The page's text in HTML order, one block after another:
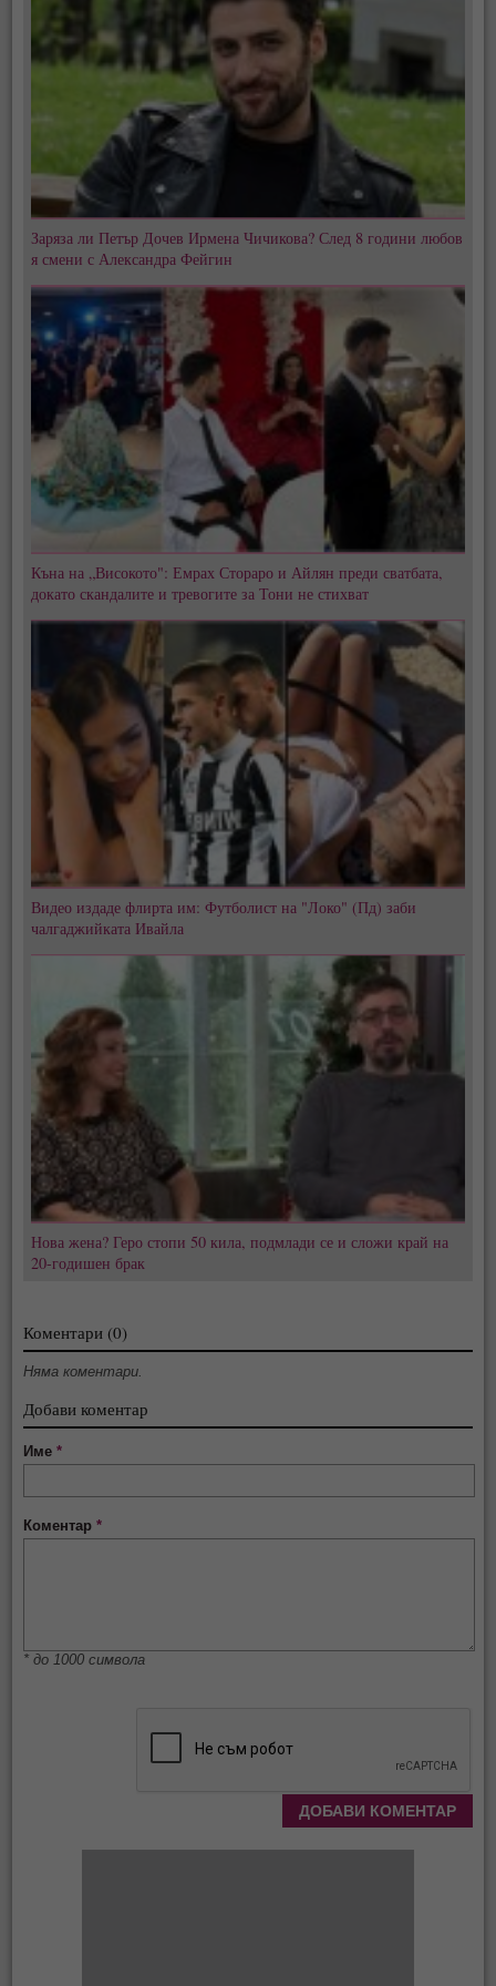
Заряза ли Петър Дочев Ирмена Чичикова? След 8 години любов
я смени с Александра Фейгин
Къна на „Високото": Емрах Стораро и Айлян преди сватбата,
докато скандалите и тревогите за Тони не стихват
Видео издаде флирта им: Футболист на "Локо" (Пд) заби
чалгаджийката Ивайла
Нова жена? Геро стопи 50 кила, подмлади се и сложи край на
20-годишен брак
Коментари (0)
Няма коментари.
Добави коментар
Име*
Коментар*
* до 1000 символа